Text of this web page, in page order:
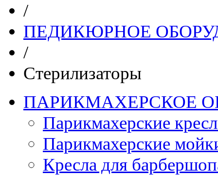
/
ПЕДИКЮРНОЕ
/
Стерилизаторы
ПАРИКМАХЕРСКОЕ
Парикмахерские
Парикмахерские
Кресла для